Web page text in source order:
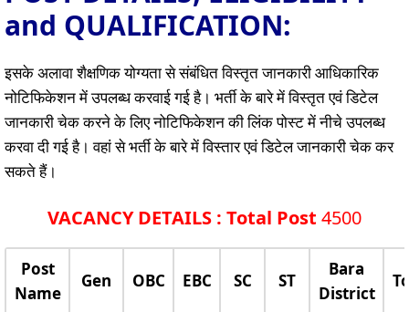
and QUALIFICATION:
इसके अलावा शैक्षणिक योग्यता से संबंधित विस्तृत जानकारी आधिकारिक
नोटिफिकेशन में उपलब्ध करवाई गई है। भर्ती के बारे में विस्तृत एवं डिटेल
जानकारी चेक करने के लिए नोटिफिकेशन की लिंक पोस्ट में नीचे उपलब्ध
करवा दी गई है। वहां से भर्ती के बारे में विस्तार एवं डिटेल जानकारी चेक कर
सकते हैं।
VACANCY DETAILS : Total Post 4500
Post
Name
Gen OBC EBC SC ST
Bara
District